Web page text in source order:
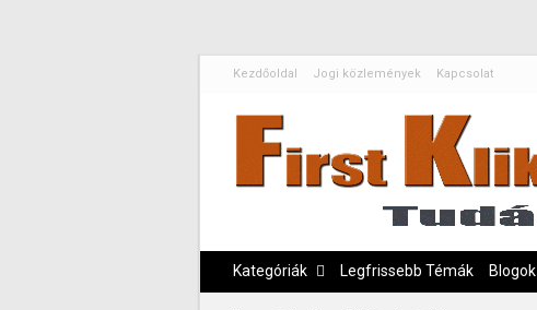
Kezdőoldal Jogi közlemények Kapcsolat
Kategóriák Legfrissebb Témák Blogok